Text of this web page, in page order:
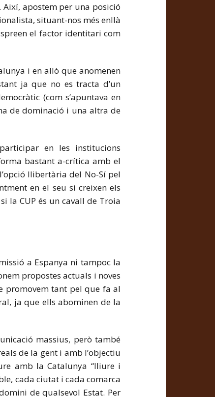
apostem per una posició
situant-nos més enllà
el factor identitari com
i en allò que anomenen
ja que no es tracta d’un
(com s’apuntava en
de dominació i una altra de
en les institucions
bastant a-crítica amb el
llibertària del No-Sí pel
en el seu si creixen els
la CUP és un cavall de Troia
a Espanya ni tampoc la
propostes actuals i noves
promovem tant pel que fa al
ja que ells abominen de la
massius, però també
de la gent i amb l’objectiu
amb la Catalunya “lliure i
cada ciutat i cada comarca
de qualsevol Estat. Per